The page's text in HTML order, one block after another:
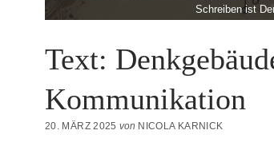
Schreiben ist
Text:
Kommunikation
20. MÄRZ 2025von NICOLA KARNICK